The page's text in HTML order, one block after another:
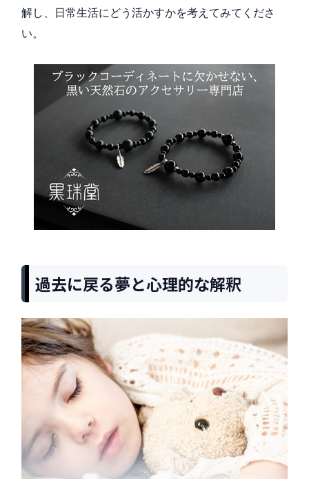
解し、日常生活にどう活かすかを考えてみてくださ
い。
過去に戻る夢と心理的な解釈